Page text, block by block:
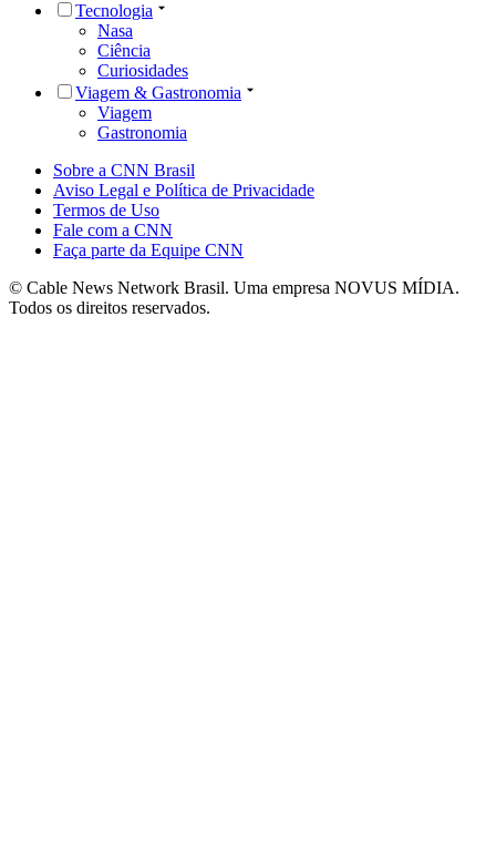
Tecnologia
Nasa
Ciência
Curiosidades
Viagem & Gastronomia
Viagem
Gastronomia
Sobre a CNN Brasil
Aviso Legal e Política de Privacidade
Termos de Uso
Fale com a CNN
Faça parte da Equipe CNN
© Cable News Network Brasil. Uma empresa NOVUS MÍDIA.
Todos os direitos reservados.